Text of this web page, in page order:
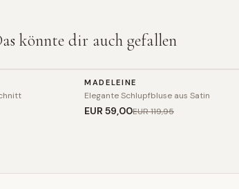
könnte dir auch gefallen
SALE
MADELEINE
Elegante Schlupfbluse aus Satin
EUR 59,00EUR 119,95